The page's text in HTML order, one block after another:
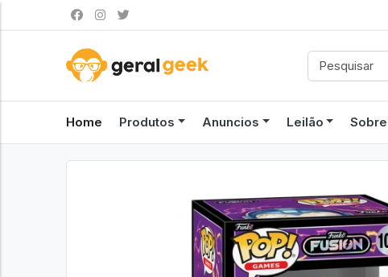
Home Produtos Anuncios Leilão Sobre